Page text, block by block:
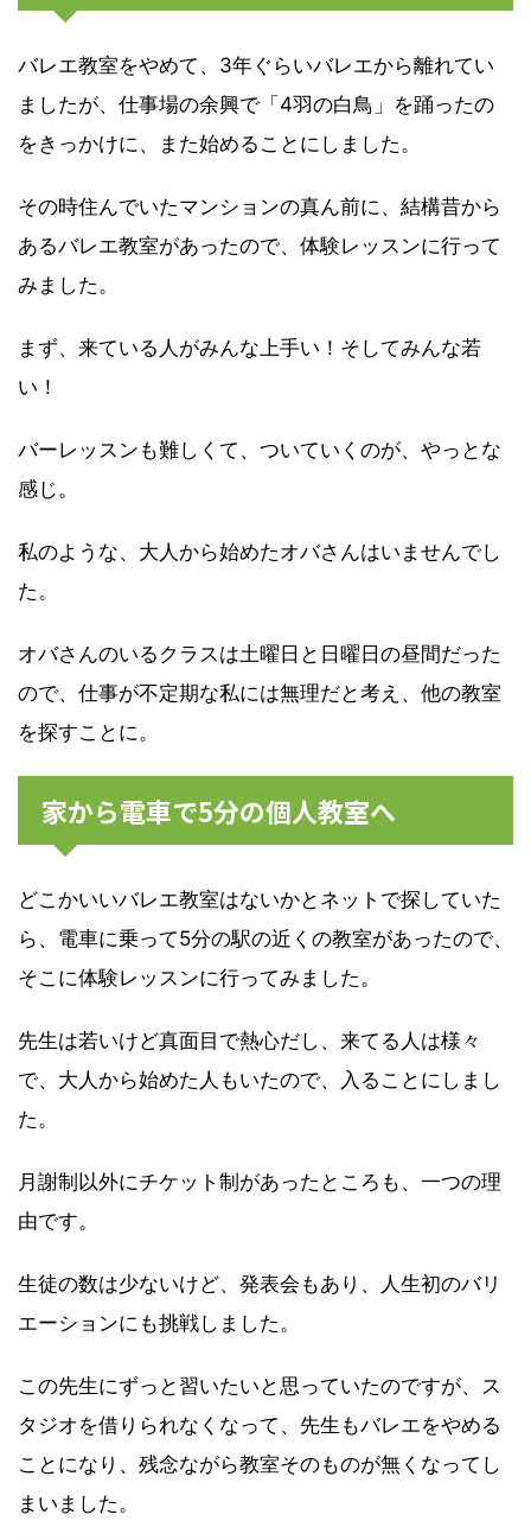
バレエ教室をやめて、3年ぐらいバレエから離れてい
ましたが、仕事場の余興で「4羽の白鳥」を踊ったの
をきっかけに、また始めることにしました。
その時住んでいたマンションの真ん前に、結構昔から
あるバレエ教室があったので、体験レッスンに行って
みました。
まず、来ている人がみんな上手い！そしてみんな若
い！
バーレッスンも難しくて、ついていくのが、やっとな
感じ。
私のような、大人から始めたオバさんはいませんでし
た。
オバさんのいるクラスは土曜日と日曜日の昼間だった
ので、仕事が不定期な私には無理だと考え、他の教室
を探すことに。
家から電車で5分の個人教室へ
どこかいいバレエ教室はないかとネットで探していた
ら、電車に乗って5分の駅の近くの教室があったので、
そこに体験レッスンに行ってみました。
先生は若いけど真面目で熱心だし、来てる人は様々
で、大人から始めた人もいたので、入ることにしまし
た。
月謝制以外にチケット制があったところも、一つの理
由です。
生徒の数は少ないけど、発表会もあり、人生初のバリ
エーションにも挑戦しました。
この先生にずっと習いたいと思っていたのですが、ス
タジオを借りられなくなって、先生もバレエをやめる
ことになり、残念ながら教室そのものが無くなってし
まいました。